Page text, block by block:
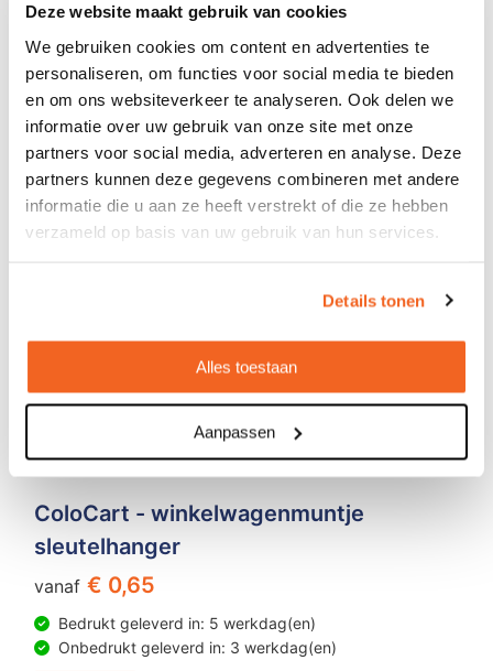
Deze website maakt gebruik van cookies
We gebruiken cookies om content en advertenties te
personaliseren, om functies voor social media te bieden
en om ons websiteverkeer te analyseren. Ook delen we
informatie over uw gebruik van onze site met onze
partners voor social media, adverteren en analyse. Deze
partners kunnen deze gegevens combineren met andere
informatie die u aan ze heeft verstrekt of die ze hebben
verzameld op basis van uw gebruik van hun services.
Details tonen
Alles toestaan
Aanpassen
ColoCart - winkelwagenmuntje
sleutelhanger
vanaf € 0,65
Bedrukt geleverd in: 5 werkdag(en)
Onbedrukt geleverd in: 3 werkdag(en)